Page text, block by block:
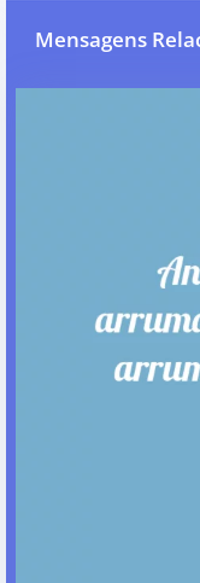
Mensagens